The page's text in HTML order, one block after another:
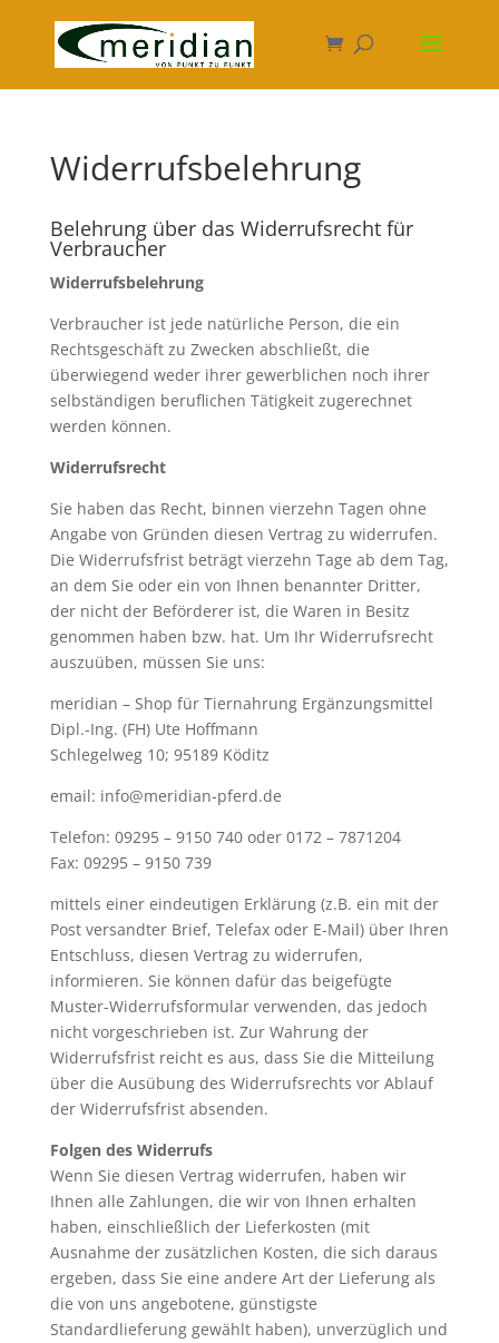
Widerrufsbelehrung
Belehrung über das Widerrufsrecht für
Verbraucher
Widerrufsbelehrung
Verbraucher ist jede natürliche Person, die ein
Rechtsgeschäft zu Zwecken abschließt, die
überwiegend weder ihrer gewerblichen noch ihrer
selbständigen beruflichen Tätigkeit zugerechnet
werden können.
Widerrufsrecht
Sie haben das Recht, binnen vierzehn Tagen ohne
Angabe von Gründen diesen Vertrag zu widerrufen.
Die Widerrufsfrist beträgt vierzehn Tage ab dem Tag,
an dem Sie oder ein von Ihnen benannter Dritter,
der nicht der Beförderer ist, die Waren in Besitz
genommen haben bzw. hat. Um Ihr Widerrufsrecht
auszuüben, müssen Sie uns:
meridian – Shop für Tiernahrung Ergänzungsmittel
Dipl.-Ing. (FH) Ute Hoffmann
Schlegelweg 10; 95189 Köditz
email: info@meridian-pferd.de
Telefon: 09295 – 9150 740 oder 0172 – 7871204
Fax: 09295 – 9150 739
mittels einer eindeutigen Erklärung (z.B. ein mit der
Post versandter Brief, Telefax oder E-Mail) über Ihren
Entschluss, diesen Vertrag zu widerrufen,
informieren. Sie können dafür das beigefügte
Muster-Widerrufsformular verwenden, das jedoch
nicht vorgeschrieben ist. Zur Wahrung der
Widerrufsfrist reicht es aus, dass Sie die Mitteilung
über die Ausübung des Widerrufsrechts vor Ablauf
der Widerrufsfrist absenden.
Folgen des Widerrufs
Wenn Sie diesen Vertrag widerrufen, haben wir
Ihnen alle Zahlungen, die wir von Ihnen erhalten
haben, einschließlich der Lieferkosten (mit
Ausnahme der zusätzlichen Kosten, die sich daraus
ergeben, dass Sie eine andere Art der Lieferung als
die von uns angebotene, günstigste
Standardlieferung gewählt haben), unverzüglich und